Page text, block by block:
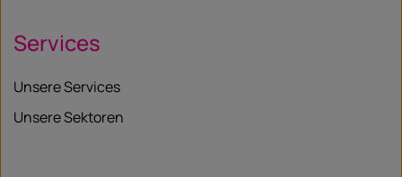
Services
Unsere Services
Unsere Sektoren